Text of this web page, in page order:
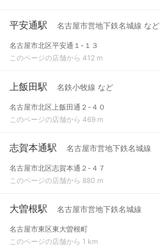
平安通駅 名古屋市営地下鉄名城線 など
名古屋市北区平安通１-１３
このページの店舗から 412 m
上飯田駅 名鉄小牧線 など
名古屋市北区上飯田通２-４０
このページの店舗から 469 m
志賀本通駅 名古屋市営地下鉄名城線
名古屋市北区志賀本通２-４７
このページの店舗から 880 m
大曽根駅 名古屋市営地下鉄名城線
名古屋市東区東大曽根町
このページの店舗から 1 km